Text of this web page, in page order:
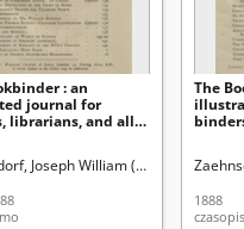
: an
journal for
librarians, and all
Joseph William (1853-1930)
The
1888